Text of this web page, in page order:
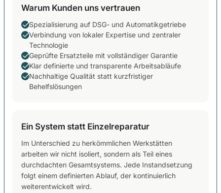
Warum Kunden uns vertrauen
Spezialisierung auf DSG- und Automatikgetriebe
Verbindung von lokaler Expertise und zentraler
Technologie
Geprüfte Ersatzteile mit vollständiger Garantie
Klar definierte und transparente Arbeitsabläufe
Nachhaltige Qualität statt kurzfristiger
Behelfslösungen
Ein System statt Einzelreparatur
Im Unterschied zu herkömmlichen Werkstätten
arbeiten wir nicht isoliert, sondern als Teil eines
durchdachten Gesamtsystems. Jede Instandsetzung
folgt einem definierten Ablauf, der kontinuierlich
weiterentwickelt wird.